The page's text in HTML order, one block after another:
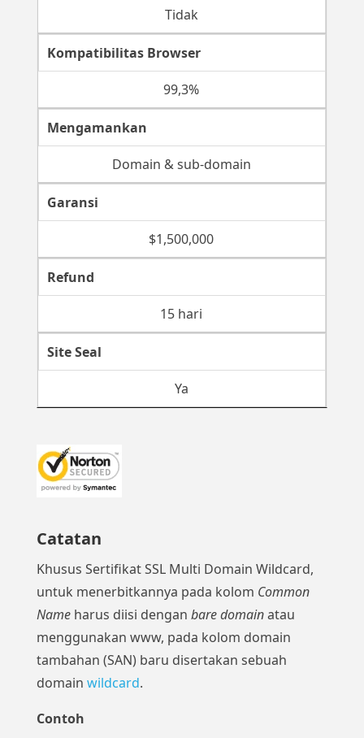
Tidak
Kompatibilitas Browser
99,3%
Mengamankan
Domain & sub-domain
Garansi
$1,500,000
Refund
15 hari
Site Seal
Ya
Catatan
Khusus Sertifikat SSL Multi Domain Wildcard,
untuk menerbitkannya pada kolom Common
Nameharus diisi dengan bare domainatau
menggunakan www, pada kolom domain
tambahan (SAN) baru disertakan sebuah
domain wildcard.
Contoh